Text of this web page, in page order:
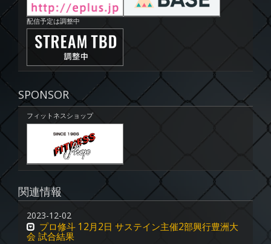
配信予定は調整中
SPONSOR
フィットネスショップ
関連情報
2023-12-02
プロ修斗 12月2日 サステイン主催2部興行豊洲大
会 試合結果